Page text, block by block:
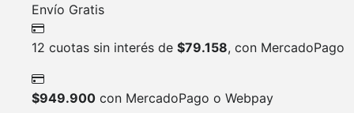
Envío Gratis
12 cuotas sin interés de $79.158, con MercadoPago
$949.900 con MercadoPago o Webpay